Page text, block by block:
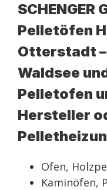
SCHENGER
Pelletöfen
Otterstadt
Waldsee
Pelletofen
Hersteller
Ofen,
Kaminöfen,